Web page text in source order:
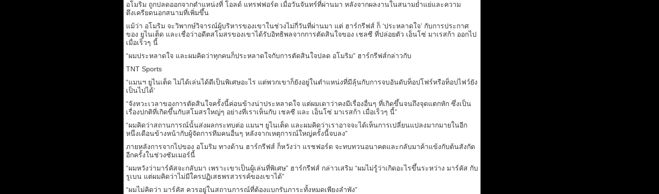
อโมริม ถูกปลดออกจากตำแหน่งที่ โอลด์ แทรฟฟอร์ด เมื่อวันจันทร์ที่ผ่านมา หลังจากผลงานในสนามย่ำแย่และความ
ตึงเครียดนอกสนามที่เพิ่มขึ้น
แม้ว่า อโมริม จะวิพากษ์วิจารณ์ผู้บริหารของเขาในช่วงไม่กี่วันที่ผ่านมา แต่ ฮาร์กรีฟส์ ก็ ‘ประหลาดใจ’ กับการประกาศ
ของ ยูไนเต็ด และเชื่อว่าอดีตสโมสรของเขาได้รับอิทธิพลจากการตัดสินใจของ เชลซี ที่ปล่อยตัว เอ็นโซ่ มาเรสก้า ออกไป
เมื่อเร็วๆ นี้
“ผมประหลาดใจ และผมคิดว่าทุกคนก็ประหลาดใจกับการตัดสินใจปลด อโมริม” ฮาร์กรีฟส์กล่าวกับ
TNT Sports
“แมนฯ ยูไนเต็ด ไม่ได้เล่นได้ดีเป็นพิเศษอะไร แต่พวกเขาก็ยังอยู่ในตำแหน่งที่มีลุ้นกับการจบอันดับท็อปโฟร์หรือท็อปไฟว์ยัง
เป็นไปได้’
“จังหวะเวลาของการตัดสินใจครั้งนี้ค่อนข้างน่าประหลาดใจ แต่ผมเดาว่าคงมีเรื่องอื่นๆ ที่เกิดขึ้นจนถึงจุดแตกหัก ซึ่งเป็น
เรื่องปกติที่เกิดขึ้นกับสโมสรใหญ่ๆ อย่างที่เราเห็นกับ เชลซี และ เอ็นโซ่ มาเรสก้า เมื่อเร็วๆ นี้”
“ผมคิดว่าสถานการณ์นั้นส่งผลกระทบต่อ แมนฯ ยูไนเต็ด และผมคิดว่าเราอาจจะได้เห็นการเปลี่ยนแปลงมากมายในอีก
หนึ่งเดือนข้างหน้ากับผู้จัดการทีมคนอื่นๆ หลังจากเหตุการณ์ใหญ่ครั้งนี้จบลง”
ภายหลังการจากไปของ อโมริม ทางด้าน ฮาร์กรีฟส์ ก็หวังว่า แรชฟอร์ด จะทบทวนอนาคตและกลับมาค้าแข้งกับต้นสังกัด
อีกครั้งในช่วงซัมเมอร์นี้
“ผมหวังว่ามาร์คัสจะกลับมา เพราะเขาเป็นผู้เล่นที่พิเศษ” ฮาร์กรีฟส์ กล่าวเสริม “ผมไม่รู้ว่าเกิดอะไรขึ้นระหว่าง มาร์คัส กับ
รูเบน แต่ผมคิดว่าไม่มีใครปฏิเสธพรสวรรค์ของเขาได้”
“ผมไม่คิดว่า มาร์คัส ควรอยู่ในสถานการณ์ที่ต้องแบกรับภาระทั้งหมดเพียงลำพัง”